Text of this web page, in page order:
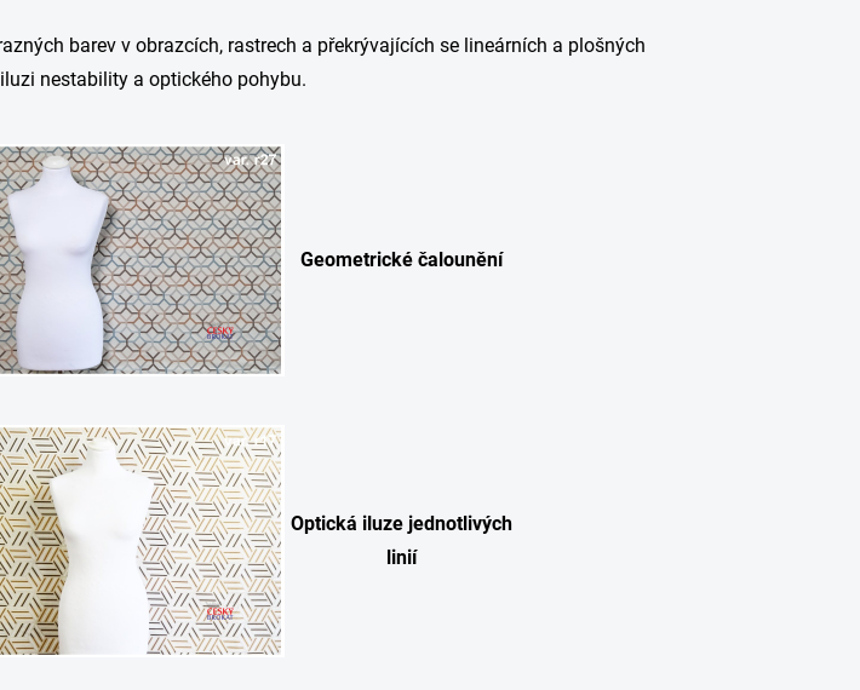
barev v obrazcích, rastrech a překrývajících se lineárních a plošných
nestability a optického pohybu.
Geometrické čalounění
Optická iluze jednotlivých
linií